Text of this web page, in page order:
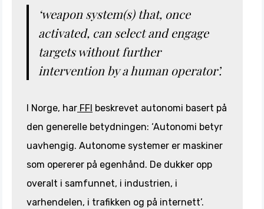
‘weapon system(s) that, once
activated, can select and engage
targets without further
intervention by a human operator’.
I Norge, har FFI beskrevet autonomi basert på
den generelle betydningen: ‘Autonomi betyr
uavhengig. Autonome systemer er maskiner
som opererer på egenhånd. De dukker opp
overalt i samfunnet, i industrien, i
varhendelen, i trafikken og på internett’.